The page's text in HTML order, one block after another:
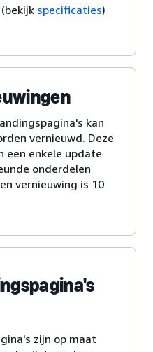
specificaties)
kan
vernieuwd. Deze
een enkele update
onderdelen
vernieuwing is 10
zijn op maat